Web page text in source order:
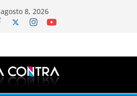
agosto 8, 2026